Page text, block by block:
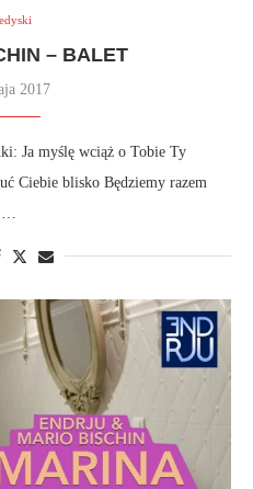
– BALET
2017
Ja myślę wciąż o Tobie Ty
Ciebie blisko Będziemy razem